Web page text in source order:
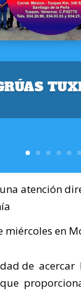
atención
miércoles en
de acercar